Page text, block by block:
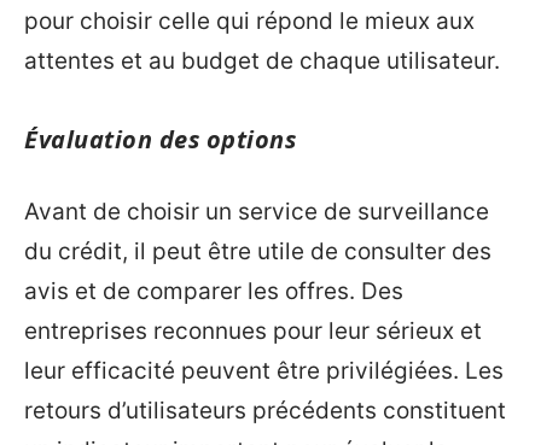
pour choisir celle qui répond le mieux aux
attentes et au budget de chaque utilisateur.
Évaluation des options
Avant de choisir un service de surveillance
du crédit, il peut être utile de consulter des
avis et de comparer les offres. Des
entreprises reconnues pour leur sérieux et
leur efficacité peuvent être privilégiées. Les
retours d’utilisateurs précédents constituent